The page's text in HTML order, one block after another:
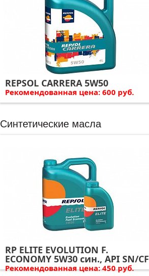
REPSOL CARRERA 5W50
Рекомендованная цена: 600 руб.
Синтетические масла
RP ELITE EVOLUTION F.
ECONOMY 5W30 син., API SN/CF
Рекомендованная цена: 450 руб.